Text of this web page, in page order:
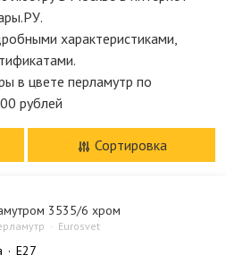
характеристиками,
в цвете перламутр по
рублей
Сортировка
3535/6 хром
Eurosvet
E27